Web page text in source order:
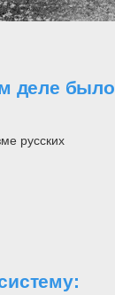
деле было
русских